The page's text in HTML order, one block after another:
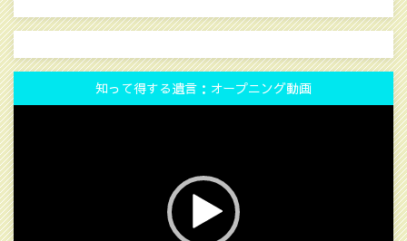
知って得する遺言：オープニング動画
動
画
プ
レ
ー
ヤ